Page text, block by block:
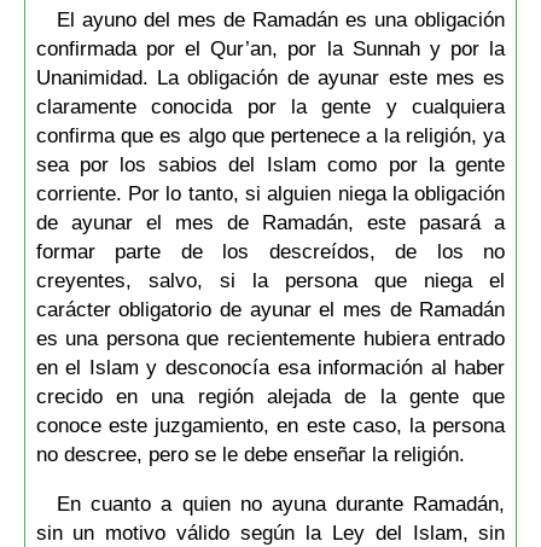
El ayuno del mes de Ramadán es una obligación
confirmada por el Qur’an, por la Sunnah y por la
Unanimidad. La obligación de ayunar este mes es
claramente conocida por la gente y cualquiera
confirma que es algo que pertenece a la religión, ya
sea por los sabios del Islam como por la gente
corriente. Por lo tanto, si alguien niega la obligación
de ayunar el mes de Ramadán, este pasará a
formar parte de los descreídos, de los no
creyentes, salvo, si la persona que niega el
carácter obligatorio de ayunar el mes de Ramadán
es una persona que recientemente hubiera entrado
en el Islam y desconocía esa información al haber
crecido en una región alejada de la gente que
conoce este juzgamiento, en este caso, la persona
no descree, pero se le debe enseñar la religión.
En cuanto a quien no ayuna durante Ramadán,
sin un motivo válido según la Ley del Islam, sin